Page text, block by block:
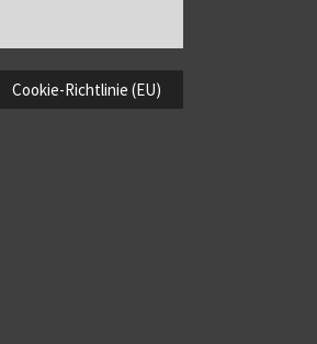
Cookie-Richtlinie (EU)